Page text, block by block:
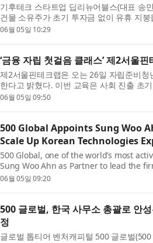
기후테크 스타트업 딥리뉴어블스(대표 송
건물 소유주가 초기 투자금 없이 유휴 지
(S...
06월 05일 10:29
‘금융 자립 첫걸음 클래스’ 제2서울
제2서울핀테크랩은 오는 26일 자립준비청
한다고 밝혔다. 이번 교육은 사회 진출 초
과 자...
06월 05일 09:50
500 Global Appoints Sung Woo
Scale Up Korean Technologies
500 Global, one of the world’s most
Sung Woo Ahn as Partner to lead the
investment...
06월 05일 09:20
500 글로벌, 한국 사무소 총괄로 안
정
글로벌 톱티어 벤처캐피털 500 글로벌